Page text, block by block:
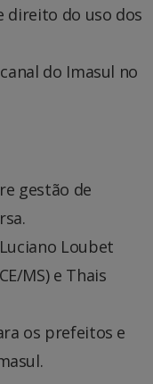
direito do uso dos
do Imasul no
gestão de
Loubet
MS) e Thais
os prefeitos e